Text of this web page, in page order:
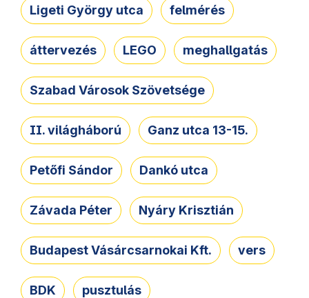
Ligeti György utca felmérés
áttervezés LEGO meghallgatás
Szabad Városok Szövetsége
II. világháború Ganz utca 13-15.
Petőfi Sándor Dankó utca
Závada Péter Nyáry Krisztián
Budapest Vásárcsarnokai Kft. vers
BDK pusztulás